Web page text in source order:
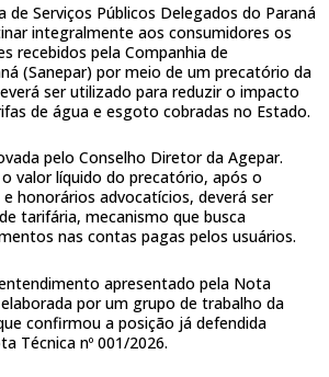
de Serviços Públicos Delegados do Paraná
integralmente aos consumidores os
recebidos pela Companhia de
(Sanepar) por meio de um precatório da
ser utilizado para reduzir o impacto
de água e esgoto cobradas no Estado.
pelo Conselho Diretor da Agepar.
valor líquido do precatório, após o
honorários advocatícios, deverá ser
tarifária, mecanismo que busca
nas contas pagas pelos usuários.
apresentado pela Nota
elaborada por um grupo de trabalho da
confirmou a posição já defendida
Técnica nº 001/2026.